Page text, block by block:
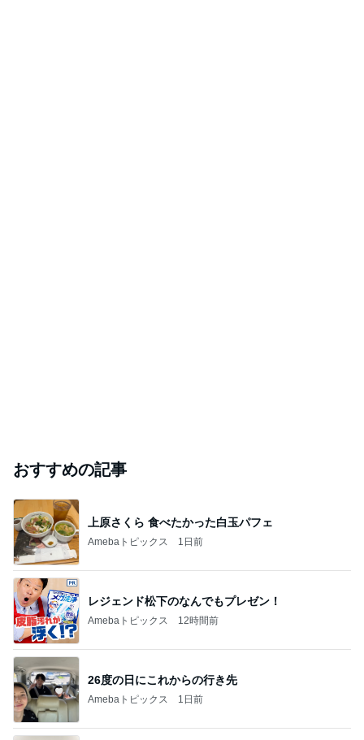
おすすめの記事
上原さくら 食べたかった白玉パフェ
Amebaトピックス 1日前
レジェンド松下のなんでもプレゼン！
Amebaトピックス 12時間前
26度の日にこれからの行き先
Amebaトピックス 1日前